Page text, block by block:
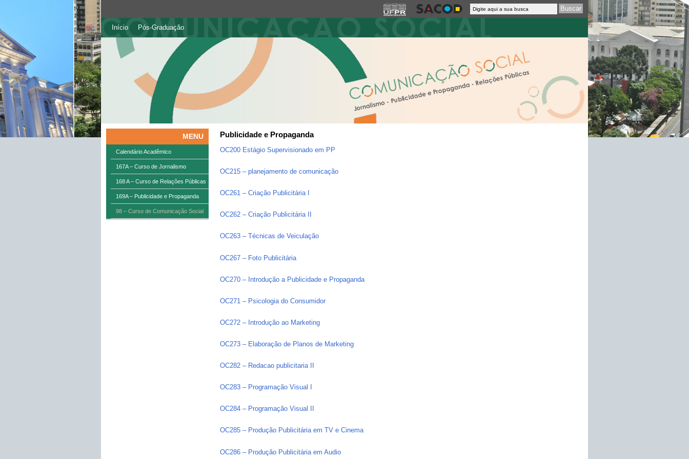
Início Pós-Graduação
MENU
Calendário Acadêmico
167A – Curso de Jornalismo
168 A – Curso de Relações Públicas
169A – Publicidade e Propaganda
98 – Curso de Comunicação Social
Publicidade e Propaganda
OC200 Estágio Supervisionado em PP
OC215 – planejamento de comunicação
OC261 – Criação Publicitária I
OC262 – Criação Publicitária II
OC263 – Técnicas de Veiculação
OC267 – Foto Publicitária
OC270 – Introdução a Publicidade e Propaganda
OC271 – Psicologia do Consumidor
OC272 – Introdução ao Marketing
OC273 – Elaboração de Planos de Marketing
OC282 – Redacao publicitaria II
OC283 – Programação Visual I
OC284 – Programação Visual II
OC285 – Produção Publicitária em TV e Cinema
OC286 – Produção Publicitária em Audio